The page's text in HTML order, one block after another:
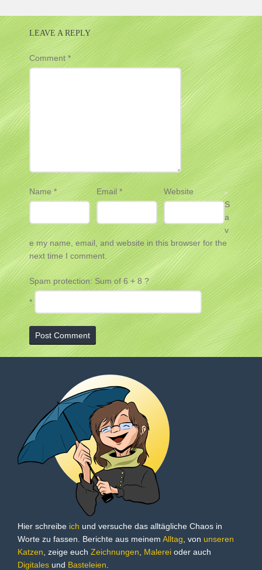
NAVIGATION
LEAVE A REPLY
Comment*
Name* Email *
Website
S
a
v
e my name, email, and website in this browser for the
next time I comment.
Spam protection: Sum of 6 + 8 ?
*
Hier schreibe ich und versuche das alltägliche Chaos in
Worte zu fassen. Berichte aus meinem Alltag , von unseren
Katzen , zeige euch Zeichnungen Malerei oder auch
Digitales und Basteleien